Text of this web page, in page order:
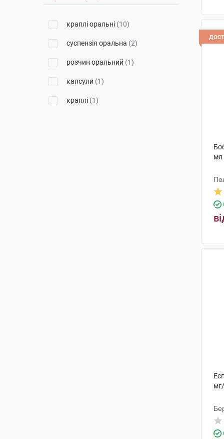
Оріон Корпорейшн(1)
краплі оральні (10)
суспензія оральна (2)
розчин оральний (1)
капсули (1)
краплі (1)
мл